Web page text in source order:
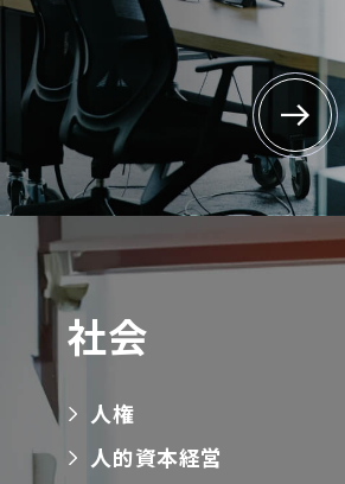
社会
人権
人的資本経営